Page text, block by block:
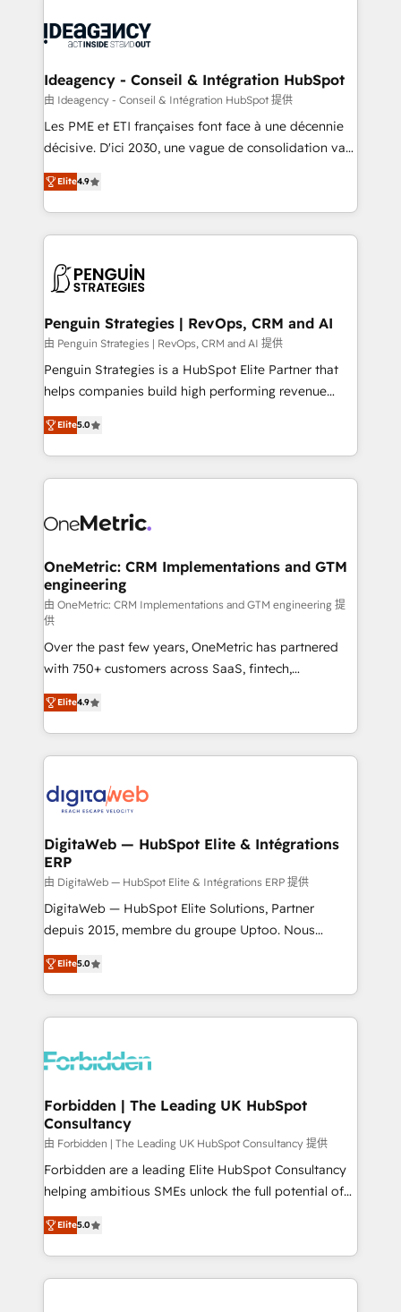
experts conseil - 150 certifications HubSpot
cumulées
Randstad, Uber Freight, and HubSpot itself. We have
partner and expertise across operational strategy,
business-first process building, system integration,
custom development, and extensibility. When you
work with Aptitude 8, you get a team – not an
development, and project management. We have
100% US-based, FTE team members. We offer
migrations from other platforms, systems
integration, extensibility, custom development, and
Ideagency - Conseil & Intégration HubSpot
由 Ideagency - Conseil & Intégration HubSpot 提供
Les PME et ETI françaises font face à une décennie
décisive. D'ici 2030, une vague de consolidation va
recomposer le marché. Seules survivront les
entreprises qui auront réussi leur transformation. Le
problème ? 58% des dirigeants savent que l'IA est
vitale pour leur survie. Mais 57% n'ont aucune
données. C'est le paradoxe français : conscience
Augmentée. Ce n'est pas une entreprise qui utilise
l'IA. C'est une organisation qui a réussi la symbiose
entre l'expertise humaine et l'intelligence artificielle.
Pas pour remplacer l'humain, mais pour l'augmenter.
transformation. D'abord les fondations : des
données unifiées, des processus alignés. Ensuite
vraie performance vient de l'intérieur. Act Inside.
Stand Out.
Elite4.9
Penguin Strategies | RevOps, CRM and AI
由 Penguin Strategies | RevOps, CRM and AI 提供
Penguin Strategies is a HubSpot Elite Partner that
helps companies build high performing revenue
operations across complex sales cycles, multi
system environments and global SaaS or
manufacturing teams. Trusted by leading enterprises
and fast growing scale ups including Sony, Rapyd,
Design Automation and Uptive. 📊 RevOps & data
integrations 🤖 AI workflows & enrichment 📘 Team
enablement & company-wide adoption We create
HubSpot environments that teams use with
confidence and that leadership can rely on for
scalable revenue insights.
Elite5.0
OneMetric: CRM Implementations and GTM
engineering
由 OneMetric: CRM Implementations and GTM engineering 提
供
Over the past few years, OneMetric has partnered
with 750+ customers across SaaS, fintech,
healthcare, real estate, and other industries. With
150+ HubSpot-certified experts, we deliver scalable
solutions to complex GTM and RevOps challenges.
Our Expertise 🔹 Onboarding & Implementation:
tailored to your GTM motion. 🔹 Migrations: Move
downtime. 🔹 RevOps Strategy: Align teams,
processes, and data to drive revenue efficiency. 🔹
Integrations: Connect HubSpot with your tech stack
for better adoption. 🔹 Custom Solutions: Build
tailored apps, workflows, and configurations. We are
our commitment to data security and compliance. At
OneMetric, we help revenue teams focus on the
Elite4.9
DigitaWeb — HubSpot Elite & Intégrations
ERP
由 DigitaWeb — HubSpot Elite & Intégrations ERP 提供
DigitaWeb — HubSpot Elite Solutions, Partner
depuis 2015, membre du groupe Uptoo. Nous
aidons les ETI et PME B2B à unifier Marketing,
Ventes et Service sur HubSpot grâce à la Revenue
Architecture : alignement des équipes, pipeline
prévisible, croissance mesurable. 🔌 Intégrations
Dynamics..), VOIP (Aircall, Ringover, Modjo), Shopify,
Extensions (React), Serverless Node.js, Custom
Objects, thèmes HubL, agents IA & Breeze AI. 🎯
Secteurs : Industrie, Distribution B2B, SaaS, Services
B2B, Immobilier, Viticulture, Finance. 🚀 Nos livrables
: migration sécurisée, implémentation Marketing +
HubSpot temps réel, formation équipes. 🏆 +350
projets livrés. Accrédités HubSpot CRM
Elite5.0
Forbidden | The Leading UK HubSpot
Consultancy
由 Forbidden | The Leading UK HubSpot Consultancy 提供
Forbidden are a leading Elite HubSpot Consultancy
helping ambitious SMEs unlock the full potential of
HubSpot. Too many businesses invest in HubSpot
but never see the ROI they expected due to poor
adoption, messy data, and disconnected teams
getting in the way. That’s where we come in. We
Elite5.0